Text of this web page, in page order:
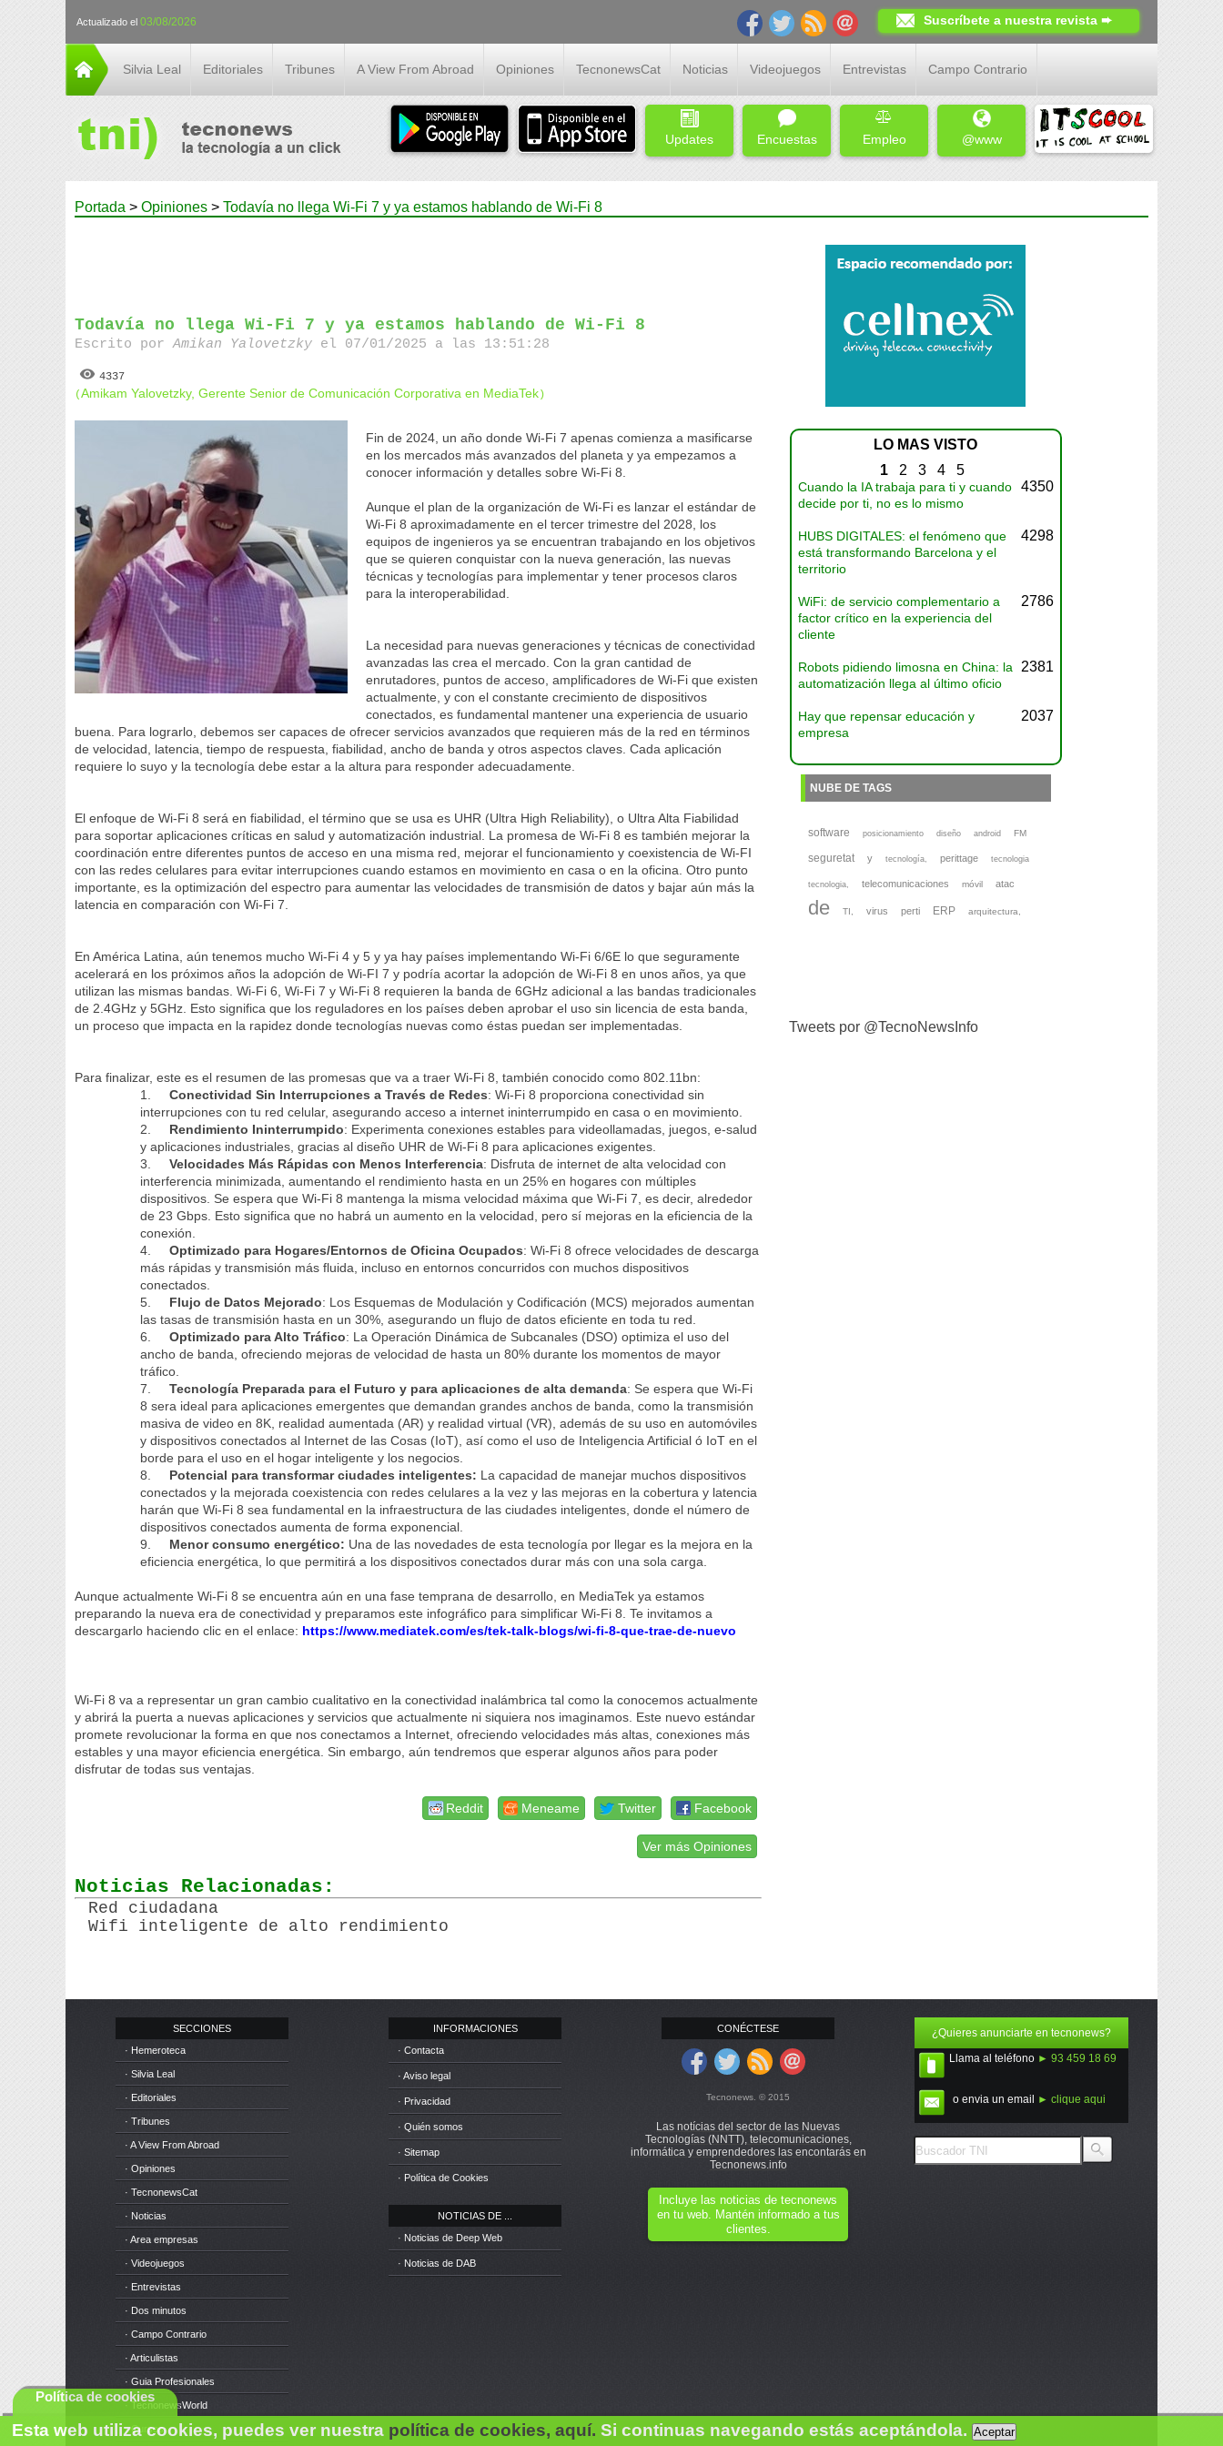
Actualizado el 03/08/2026 Suscríbete a nuestra revista ➨
Silvia Leal Editoriales Tribunes A View From Abroad Opiniones TecnonewsCat Noticias Videojuegos Entrevistas Campo Contrario
Updates Encuestas Empleo @www
Portada > Opiniones > Todavía no llega Wi-Fi 7 y ya estamos hablando de Wi-Fi 8
Todavía no llega Wi-Fi 7 y ya estamos hablando de Wi-Fi 8
Escrito porAmikan Yalovetzky el 07/01/2025 a las 13:51:28
4337
(Amikam Yalovetzky, Gerente Senior de Comunicación Corporativa en MediaTek )
Fin de 2024, un año donde Wi-Fi 7 apenas comienza a masificarse
en los mercados más avanzados del planeta y ya empezamos a
conocer información y detalles sobre Wi-Fi 8.
Aunque el plan de la organización de Wi-Fi es lanzar el estándar de
Wi-Fi 8 aproximadamente en el tercer trimestre del 2028, los
equipos de ingenieros ya se encuentran trabajando en los objetivos
que se quieren conquistar con la nueva generación, las nuevas
técnicas y tecnologías para implementar y tener procesos claros
para la interoperabilidad.
La necesidad para nuevas generaciones y técnicas de conectividad
avanzadas las crea el mercado. Con la gran cantidad de
enrutadores, puntos de acceso, amplificadores de Wi-Fi que existen
actualmente, y con el constante crecimiento de dispositivos
conectados, es fundamental mantener una experiencia de usuario
buena. Para lograrlo, debemos ser capaces de ofrecer servicios avanzados que requieren más de la red en términos
de velocidad, latencia, tiempo de respuesta, fiabilidad, ancho de banda y otros aspectos claves. Cada aplicación
requiere lo suyo y la tecnología debe estar a la altura para responder adecuadamente.
El enfoque de Wi-Fi 8 será en fiabilidad, el término que se usa es UHR (Ultra High Reliability), o Ultra Alta Fiabilidad
para soportar aplicaciones críticas en salud y automatización industrial. La promesa de Wi-Fi 8 es también mejorar la
coordinación entre diferentes puntos de acceso en una misma red, mejorar el funcionamiento y coexistencia de Wi-FI
con las redes celulares para evitar interrupciones cuando estamos en movimiento en casa o en la oficina. Otro punto
importante, es la optimización del espectro para aumentar las velocidades de transmisión de datos y bajar aún más la
latencia en comparación con Wi-Fi 7.
En América Latina, aún tenemos mucho Wi-Fi 4 y 5 y ya hay países implementando Wi-Fi 6/6E lo que seguramente
acelerará en los próximos años la adopción de Wi-FI 7 y podría acortar la adopción de Wi-Fi 8 en unos años, ya que
utilizan las mismas bandas. Wi-Fi 6, Wi-Fi 7 y Wi-Fi 8 requieren la banda de 6GHz adicional a las bandas tradicionales
de 2.4GHz y 5GHz. Esto significa que los reguladores en los países deben aprobar el uso sin licencia de esta banda,
un proceso que impacta en la rapidez donde tecnologías nuevas como éstas puedan ser implementadas.
Para finalizar, este es el resumen de las promesas que va a traer Wi-Fi 8, también conocido como 802.11bn:
1.Conectividad Sin Interrupciones a Través de Redes: Wi-Fi 8 proporciona conectividad sin
interrupciones con tu red celular, asegurando acceso a internet ininterrumpido en casa o en movimiento.
2. Rendimiento Ininterrumpido: Experimenta conexiones estables para videollamadas, juegos, e-salud
y aplicaciones industriales, gracias al diseño UHR de Wi-Fi 8 para aplicaciones exigentes.
3.Velocidades Más Rápidas con Menos Interferencia: Disfruta de internet de alta velocidad con
interferencia minimizada, aumentando el rendimiento hasta en un 25% en hogares con múltiples
dispositivos. Se espera que Wi-Fi 8 mantenga la misma velocidad máxima que Wi-Fi 7, es decir, alrededor
de 23 Gbps. Esto significa que no habrá un aumento en la velocidad, pero sí mejoras en la eficiencia de la
conexión.
4.Optimizado para Hogares/Entornos de Oficina Ocupados: Wi-Fi 8 ofrece velocidades de descarga
más rápidas y transmisión más fluida, incluso en entornos concurridos con muchos dispositivos
conectados.
5. Flujo de Datos Mejorado: Los Esquemas de Modulación y Codificación (MCS) mejorados aumentan
las tasas de transmisión hasta en un 30%, asegurando un flujo de datos eficiente en toda tu red.
6.Optimizado para Alto Tráfico: La Operación Dinámica de Subcanales (DSO) optimiza el uso del
ancho de banda, ofreciendo mejoras de velocidad de hasta un 80% durante los momentos de mayor
tráfico.
7.Tecnología Preparada para el Futuro y para aplicaciones de alta demanda: Se espera que Wi-Fi
8 sera ideal para aplicaciones emergentes que demandan grandes anchos de banda, como la transmisión
masiva de video en 8K, realidad aumentada (AR) y realidad virtual (VR), además de su uso en automóviles
y dispositivos conectados al Internet de las Cosas (IoT), así como el uso de Inteligencia Artificial ó IoT en el
borde para el uso en el hogar inteligente y los negocios.
8. Potencial para transformar ciudades inteligentes: La capacidad de manejar muchos dispositivos
conectados y la mejorada coexistencia con redes celulares a la vez y las mejoras en la cobertura y latencia
harán que Wi-Fi 8 sea fundamental en la infraestructura de las ciudades inteligentes, donde el número de
dispositivos conectados aumenta de forma exponencial.
9. Menor consumo energético: Una de las novedades de esta tecnología por llegar es la mejora en la
eficiencia energética, lo que permitirá a los dispositivos conectados durar más con una sola carga.
Aunque actualmente Wi-Fi 8 se encuentra aún en una fase temprana de desarrollo, en MediaTek ya estamos
preparando la nueva era de conectividad y preparamos este infográfico para simplificar Wi-Fi 8. Te invitamos a
descargarlo haciendo clic en el enlace: https://www.mediatek.com/es/tek-talk-blogs/wi-fi-8-que-trae-de-nuevo
Wi-Fi 8 va a representar un gran cambio cualitativo en la conectividad inalámbrica tal como la conocemos actualmente
y abrirá la puerta a nuevas aplicaciones y servicios que actualmente ni siquiera nos imaginamos. Este nuevo estándar
promete revolucionar la forma en que nos conectamos a Internet, ofreciendo velocidades más altas, conexiones más
estables y una mayor eficiencia energética. Sin embargo, aún tendremos que esperar algunos años para poder
disfrutar de todas sus ventajas.
Facebook
Twitter
Meneame
Reddit
Ver más Opiniones
Noticias Relacionadas:
Red ciudadana
Wifi inteligente de alto rendimiento
LO MAS VISTO
1 2 3 4 5
Cuando la IA trabaja para ti y cuando
decide por ti, no es lo mismo
4350
HUBS DIGITALES: el fenómeno que
está transformando Barcelona y el
territorio
4298
WiFi: de servicio complementario a
factor crítico en la experiencia del
cliente
2786
Robots pidiendo limosna en China: la
automatización llega al último oficio
2381
Hay que repensar educación y
empresa
2037
NUBE DE TAGS
software posicionamiento diseño android FM
seguretat y tecnología, perittage tecnologia
tecnologia, telecomunicaciones móvil atac
de TI, virus perti ERP arquitectura,
Tweets por @TecnoNewsInfo
SECCIONES
· Hemeroteca
· Silvia Leal
· Editoriales
· Tribunes
· A View From Abroad
· Opiniones
· TecnonewsCat
· Noticias
· Area empresas
· Videojuegos
· Entrevistas
· Dos minutos
· Campo Contrario
· Articulistas
· Guia Profesionales
· TecnonewsWorld
· Cursos
INFORMACIONES
· Contacta
· Aviso legal
· Privacidad
· Quién somos
· Sitemap
· Política de Cookies
NOTICIAS DE ...
· Noticias de Deep Web
· Noticias de DAB
CONÉCTESE
Tecnonews. © 2015
Las notícias del sector de las Nuevas
Tecnologías (NNTT), telecomunicaciones,
informática y emprendedores las encontarás en
Tecnonews.info
Incluye las noticias de tecnonews
en tu web. Mantén informado a tus
clientes.
¿Quieres anunciarte en tecnonews?
Llama al teléfono ► 93 459 18 69
o envia un email ► clique aqui
Esta web utiliza cookies, puedes ver nuestra política de cookies, aquí. Si continuas navegando estás aceptándola.Aceptar
Política de cookies